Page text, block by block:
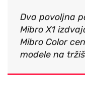
Dva povoljna
Mibro X1
Mibro Color
modele na